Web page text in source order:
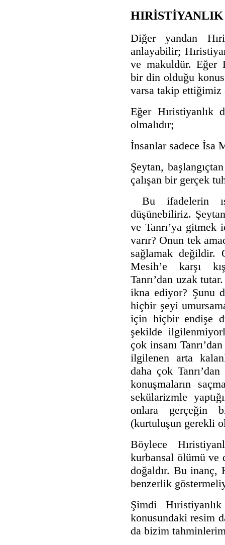
HIRİSTİYANLIK
Diğer yandan
anlayabilir;
ve makuldür. Eğer
bir din olduğu
varsa takip
Eğer Hıristiyanlık
olmalıdır;
İnsanlar sadece İsa
Şeytan,
çalışan bir gerçek
Bu ifadelerin
düşünebiliriz.
ve Tanrı’ya gitmek
varır? Onun tek
sağlamak değildir.
Mesih’e karşı
Tanrı’dan uzak
ikna ediyor? Şunu
hiçbir şeyi
için hiçbir endişe
şekilde
çok insanı
ilgilenen arta
daha çok
konuşmaların
sekülarizmle
onlara gerçeğin
(kurtuluşun gerekli
Böylece
kurbansal ölümü ve
doğaldır. Bu inanç,
benzerlik
Şimdi
konusundaki resim
da bizim